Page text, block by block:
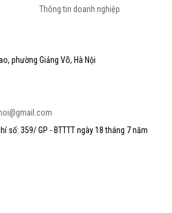
Thông tin doanh nghiệp
phường Giảng Võ, Hà Nội
số: 359/ GP - BTTTT ngày 18 tháng 7 năm